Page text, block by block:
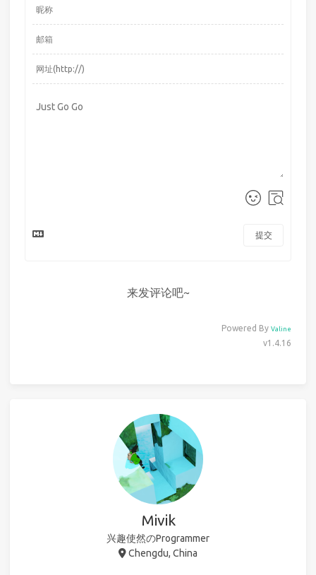
提交
来发评论吧~
Powered By Valine
v1.4.16
Mivik
兴趣使然のProgrammer
Chengdu, China